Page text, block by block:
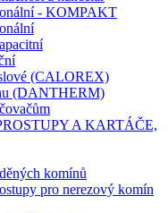
- KOMPAKT
(CALOREX)
(DANTHERM)
A KARTÁČE,
komínů
pro nerezový komín